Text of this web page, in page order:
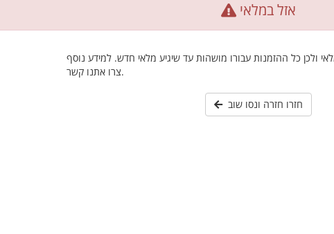
אזל במלאי
ולכן כל ההזמנות עבורו מושהות עד שיגיע מלאי חדש. למידע נוסף
צרו אתנו קשר.
חזרו חזרה ונסו שוב